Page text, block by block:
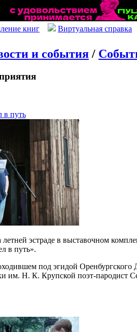
книг Виртуальная справка
и события /
в путь
эстраде в выставочном
в путь».
под эгидой
им. Н. К. Крупской поэт-пародист